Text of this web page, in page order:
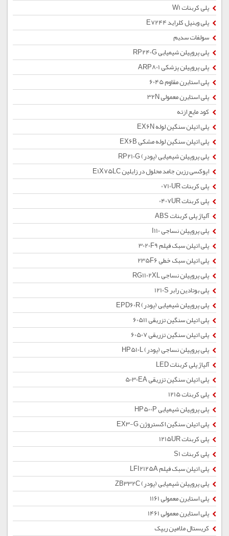
پلی کربنات W1
پلی وینیل کلراید E7244
سولفات سدیم
پلی پروپیلن شیمیایی RP240G
پلی پروپیلن پزشکی ARP801
پلی استایرن مقاوم 6045
پلی استایرن معمولی 32N
کود مایع ازته
پلی اتیلن سنگین لوله EX6N
پلی اتیلن سنگین لوله مشکی EX6B
پلی پروپیلن شیمیایی (پودر) RP210G
اپوکسی رزین جامد محلول در زایلین E1X75LC
پلی کربنات 0710UR
پلی کربنات 0407UR
آلیاژ پلی کربنات ABS
پلی پروپیلن نساجی I110
پلی اتیلن سبک فیلم 3020F9
پلی اتیلن سبک خطی 235F6
پلی پروپیلن نساجی RG1102XL
پلی بوتادین رابر 1210S
پلی پروپیلن شیمیایی (پودر) EPD60R
پلی اتیلن سنگین تزریقی 60511
پلی اتیلن سنگین تزریقی 60507
پلی پروپیلن نساجی (پودر) HP510L
آلیاژ پلی کربنات LED
پلی اتیلن سنگین تزریقی 5030EA
پلی کربنات 1215
پلی پروپیلن شیمیایی HP500P
پلی اتیلن سنگین اکستروژن EX3-G
پلی کربنات 1215UR
پلی کربنات S1
پلی اتیلن سبک فیلم LFI2125A
پلی پروپیلن شیمیایی (پودر) ZB332C
پلی استایرن معمولی 1161
پلی استایرن معمولی 1461
کریستال ملامین ریپک